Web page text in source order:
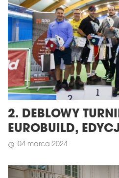
2. DEBLOWY
EUROBUILD,
schedule 04 marca 2024